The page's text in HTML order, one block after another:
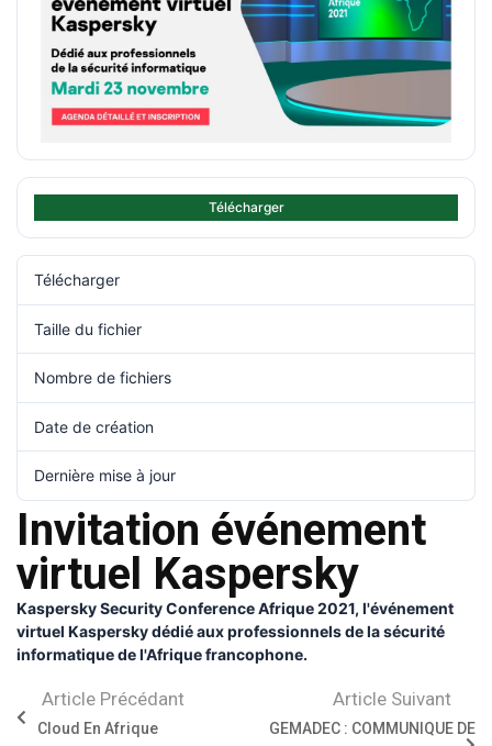
Télécharger
Télécharger
Taille du fichier
Nombre de fichiers
Date de création
Dernière mise à jour
Invitation événement
virtuel Kaspersky
Kaspersky Security Conference Afrique 2021, l'événement
virtuel Kaspersky dédié aux professionnels de la sécurité
informatique de l'Afrique francophone.
Article Précédant
Cloud En Afrique
Article Suivant
GEMADEC : COMMUNIQUE DE